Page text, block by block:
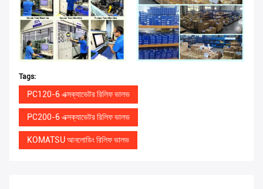
Tags:
PC120-6 এক্সক্যাভেটর রিলিফ ভালভ
PC200-6 এক্সক্যাভেটর রিলিফ ভালভ
KOMATSU আনলোডিং রিলিফ ভালভ